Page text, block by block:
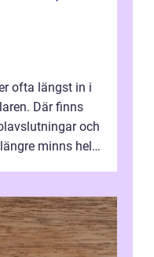
ofta längst in i
Där finns
och
minns helt.